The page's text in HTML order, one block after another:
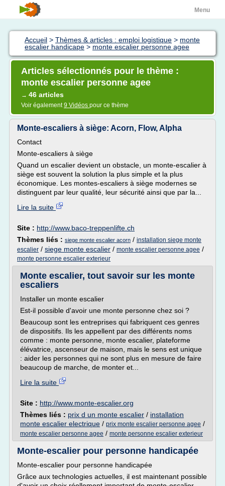
Menu
Accueil > Thèmes & articles : emploi logistique > monte
escalier handicape > monte escalier personne agee
Articles sélectionnés pour le thème :
monte escalier personne agee
→ 46 articles
Voir également9 Vidéos pour ce thème
Monte-escaliers à siège: Acorn, Flow, Alpha
Contact
Monte-escaliers à siège
Quand un escalier devient un obstacle, un monte-escalier à
siège est souvent la solution la plus simple et la plus
économique. Les montes-escaliers à siège modernes se
distinguent par leur qualité, leur sécurité ainsi que par la...
Lire la suite
Site : http://www.baco-treppenlifte.ch
Thèmes liés : siege monte escalier acorn / installation siege monte
escalier / siege monte escalier / monte escalier personne agee /
monte personne escalier exterieur
Monte escalier, tout savoir sur les monte
escaliers
Installer un monte escalier
Est-il possible d'avoir une monte personne chez soi ?
Beaucoup sont les entreprises qui fabriquent ces genres
de dispositifs. Ils les appellent par des différents noms
comme : monte personne, monte escalier, plateforme
élévatrice, ascenseur de maison, mais le sens est unique
: aider les personnes qui ne sont plus en mesure de faire
beaucoup de marche, de monter et...
Lire la suite
Site : http://www.monte-escalier.org
Thèmes liés : prix d un monte escalier / installation
monte escalier electrique / prix monte escalier personne agee /
monte escalier personne agee / monte personne escalier exterieur
Monte-escalier pour personne handicapée
Monte-escalier pour personne handicapée
Grâce aux technologies actuelles, il est maintenant possible